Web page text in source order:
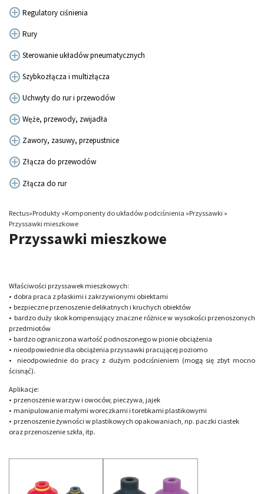
Regulatory ciśnienia
Rury
Sterowanie układów pneumatycznych
Szybkozłącza i multizłącza
Uchwyty do rur i przewodów
Węże, przewody, zwijadła
Zawory, zasuwy, przepustnice
Złącza do przewodów
Złącza do rur
Rectus»Produkty »Komponenty do układów podciśnienia »Przyssawki »
Przyssawki mieszkowe
Przyssawki mieszkowe
Właściwości przyssawek mieszkowych:
• dobra praca z płaskimi i zakrzywionymi obiektami
• bezpieczne przenoszenie delikatnych i kruchych obiektów
• bardzo duży skok kompensujący znaczne różnice w wysokości przenoszonych
przedmiotów
• bardzo ograniczona wartość podnoszonego w pionie obciążenia
• nieodpowiednie dla obciążenia przyssawki pracującej poziomo
• nieodpowiednie do pracy z dużym podciśnieniem (mogą się zbyt mocno
ścisnąć).
Aplikacje:
• przenoszenie warzyw i owoców, pieczywa, jajek
• manipulowanie małymi woreczkami i torebkami plastikowymi
• przenoszenie żywności w plastikowych opakowaniach, np. paczki ciastek
oraz przenoszenie szkła, itp.